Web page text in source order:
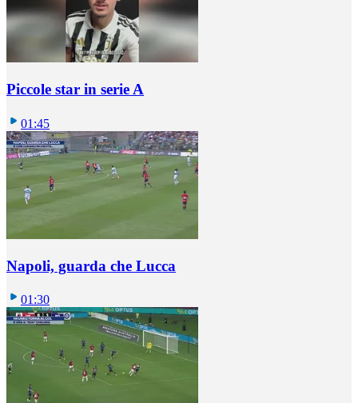
Piccole star in serie A
01:45
Napoli, guarda che Lucca
01:30